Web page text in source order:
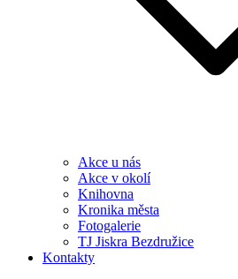
Akce u nás
Akce v okolí
Knihovna
Kronika města
Fotogalerie
TJ Jiskra Bezdružice
Kontakty